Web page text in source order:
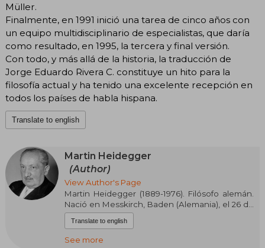
Müller.
Finalmente, en 1991 inició una tarea de cinco años con
un equipo multidisciplinario de especialistas, que daría
como resultado, en 1995, la tercera y final versión.
Con todo, y más allá de la historia, la traducción de
Jorge Eduardo Rivera C. constituye un hito para la
filosofía actual y ha tenido una excelente recepción en
todos los países de habla hispana.
Translate to english
Martin Heidegger
(Author)
View Author's Page
Martin Heidegger (1889-1976). Filósofo alemán.
Nació en Messkirch, Baden (Alemania), el 26 de
septiembre de 1889. Su padre, Friedrich
Heidegger (1851-1924) es sacristán católico y
maestro tonelero, su madre es Johanna
Translate to english
See more